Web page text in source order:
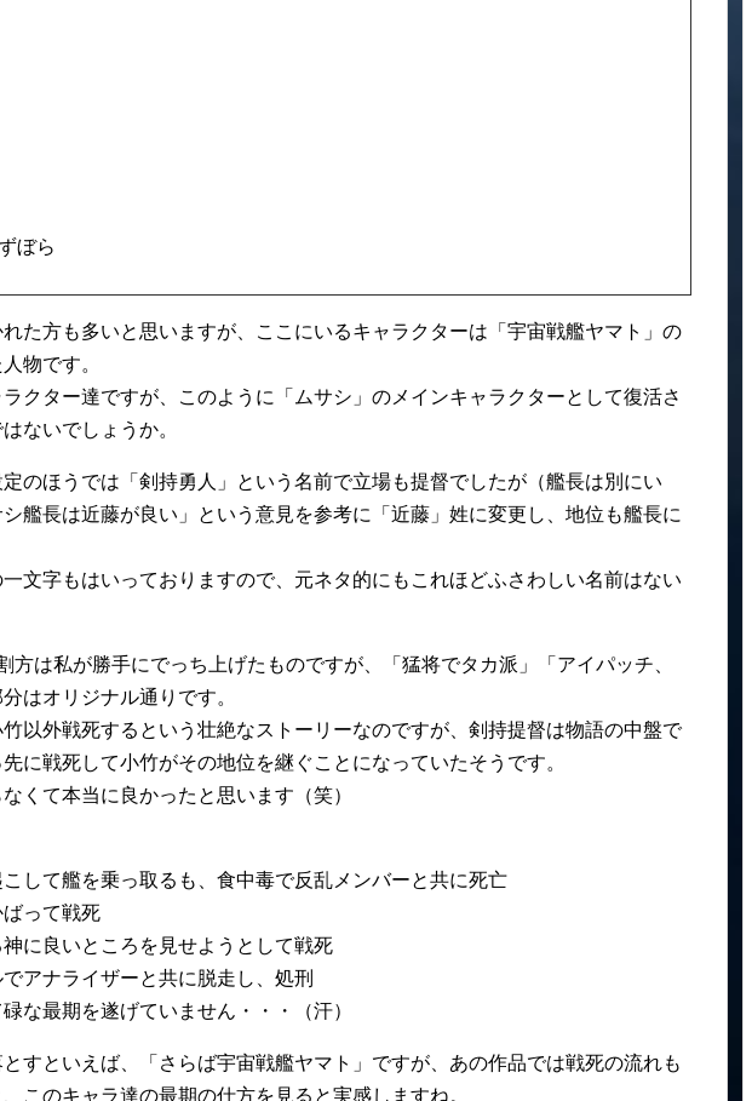
ぼら
た方も多いと思いますが、ここにいるキャラクターは「宇宙戦艦ヤマト」の
物です。
クター達ですが、このように「ムサシ」のメインキャラクターとして復活さ
ないでしょうか。
のほうでは「剣持勇人」という名前で立場も提督でしたが（艦長は別にい
艦長は近藤が良い」という意見を参考に「近藤」姓に変更し、地位も艦長に
文字もはいっておりますので、元ネタ的にもこれほどふさわしい名前はない
方は私が勝手にでっち上げたものですが、「猛将でタカ派」「アイパッチ、
はオリジナル通りです。
以外戦死するという壮絶なストーリーなのですが、剣持提督は物語の中盤で
に戦死して小竹がその地位を継ぐことになっていたそうです。
くて本当に良かったと思います（笑）
して艦を乗っ取るも、食中毒で反乱メンバーと共に死亡
って戦死
に良いところを見せようとして戦死
アナライザーと共に脱走し、処刑
な最期を遂げていません・・・（汗）
すといえば、「さらば宇宙戦艦ヤマト」ですが、あの作品では戦死の流れも
このキャラ達の最期の仕方を見ると実感しますね。